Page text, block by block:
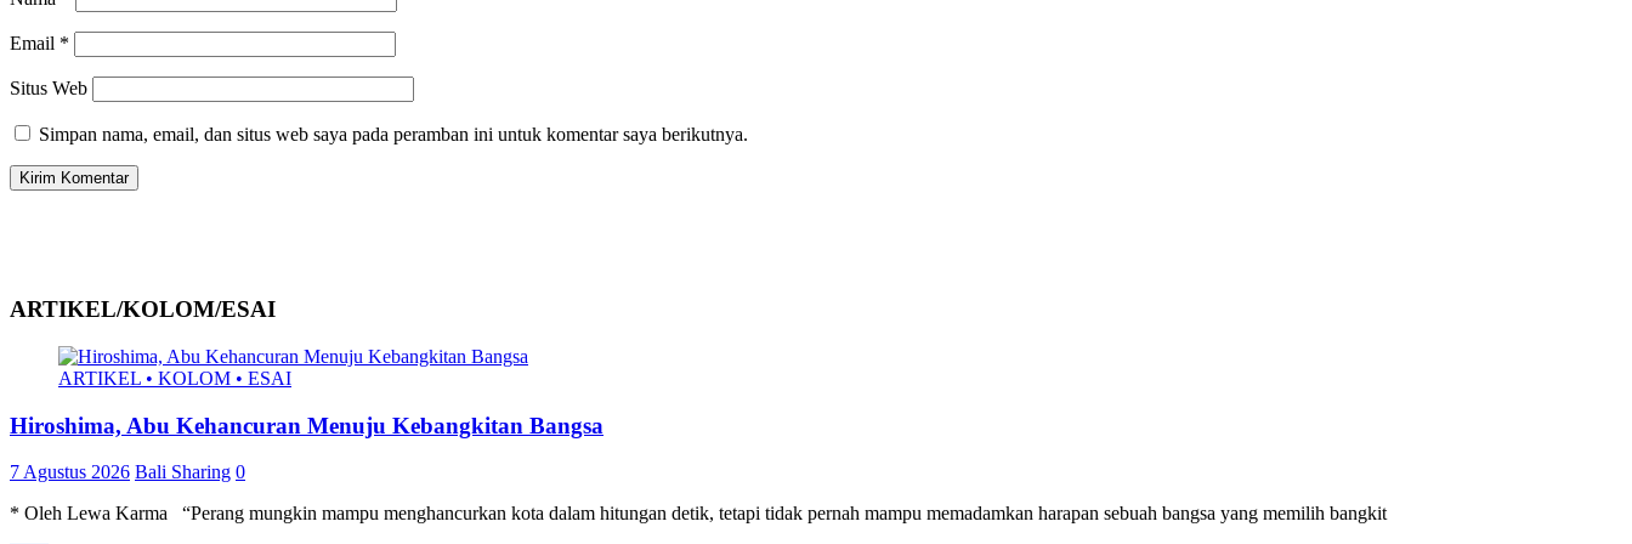
Email *
Situs Web
Simpan nama, email, dan situs web saya pada peramban ini untuk komentar saya berikutnya.
ARTIKEL/KOLOM/ESAI
ARTIKEL • KOLOM • ESAI
Hiroshima, Abu Kehancuran Menuju Kebangkitan Bangsa
7 Agustus 2026 Bali Sharing 0
* Oleh Lewa Karma “Perang mungkin mampu menghancurkan kota dalam hitungan detik, tetapi tidak pernah mampu memadamkan harapan sebuah bangsa yang memilih bangkit